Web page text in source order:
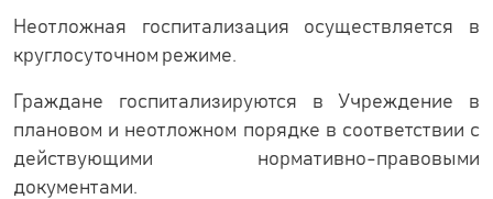
Неотложная госпитализация осуществляется в
круглосуточном режиме.
Граждане госпитализируются в Учреждение в
плановом и неотложном порядке в соответствии с
действующими нормативно-правовыми
документами.